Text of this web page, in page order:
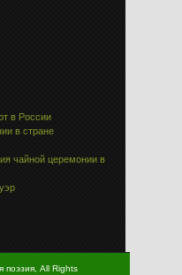
в России
в стране
чайной церемонии в
поэзия, All Rights